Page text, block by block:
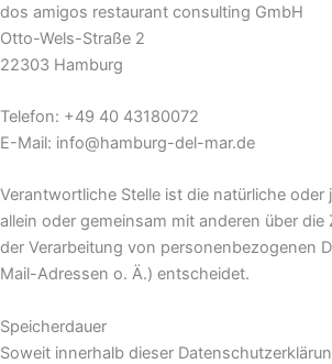
dos amigos restaurant consulting GmbH
Otto-Wels-Straße 2
22303 Hamburg
Telefon: +49 40 43180072
E-Mail: info@hamburg-del-mar.de
Verantwortliche Stelle ist die natürliche oder
allein oder gemeinsam mit anderen über
der Verarbeitung von personenbezogenen
Mail-Adressen o. Ä.) entscheidet.
Speicherdauer
Soweit innerhalb dieser